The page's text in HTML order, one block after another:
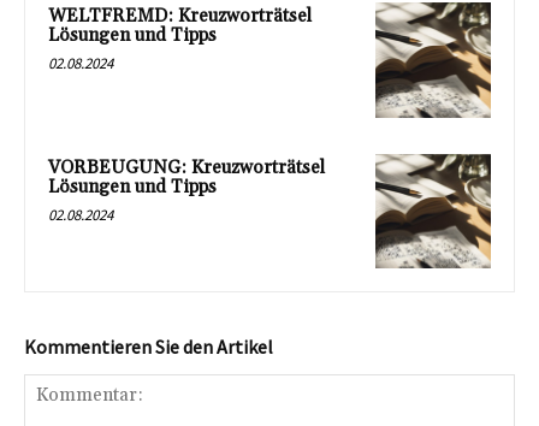
WELTFREMD: Kreuzworträtsel
Lösungen und Tipps
02.08.2024
VORBEUGUNG: Kreuzworträtsel
Lösungen und Tipps
02.08.2024
Kommentieren Sie den Artikel